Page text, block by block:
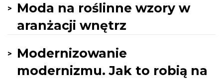
Moda na roślinne wzory w
aranżacji wnętrz
Modernizowanie
modernizmu. Jak to robią na